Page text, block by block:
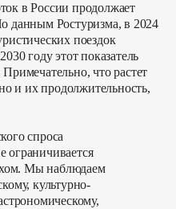
в России продолжает
данным Ростуризма, в 2024
поездок
году этот показатель
что растет
и их продолжительность,
спроса
ограничивается
Мы наблюдаем
культурно-